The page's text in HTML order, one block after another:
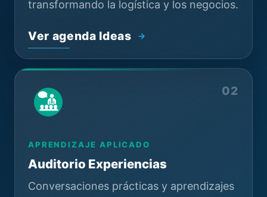
transformando la logística y los negocios.
Ver agenda Ideas
02
APRENDIZAJE APLICADO
Auditorio Experiencias
Conversaciones prácticas y aprendizajes